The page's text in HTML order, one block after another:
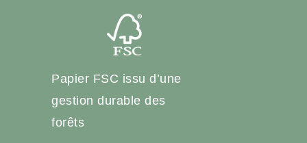
Papier FSC issu d’une
gestion durable des
forêts